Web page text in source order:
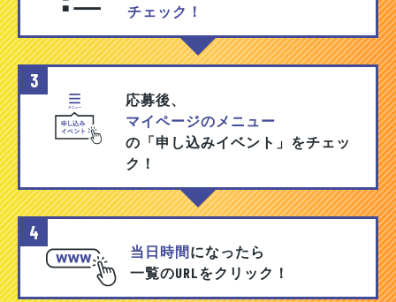
チェック！
3
応募後、
マイページのメニュー
の「申し込みイベント」をチェッ
ク！
4
当日時間になったら
一覧のURLをクリック！